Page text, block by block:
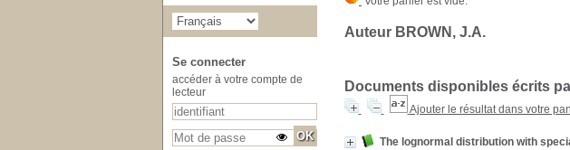
Auteur BROWN, J.A.
Documents disponibles écrits
Ajouter le résultat dans votre
The lognormal distribution with
Se connecter
accéder à votre compte de
lecteur